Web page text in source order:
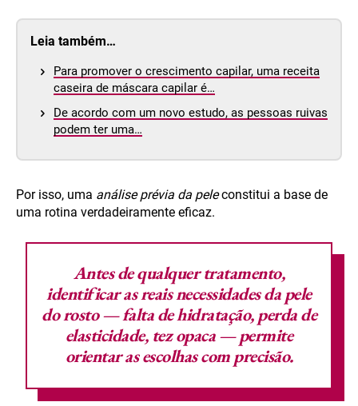
Leia também…
Para promover o crescimento capilar, uma receita
caseira de máscara capilar é…
De acordo com um novo estudo, as pessoas ruivas
podem ter uma…
Por isso, uma análise prévia da peleconstitui a base de
uma rotina verdadeiramente eficaz.
Antes de qualquer tratamento,
identificar as reais necessidades da pele
do rosto —falta de hidratação, perda de
elasticidade, tez opaca— permite
orientar as escolhas com precisão.